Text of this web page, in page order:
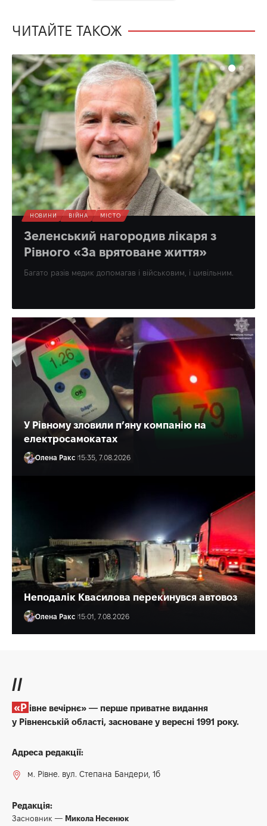
ЧИТАЙТЕ ТАКОЖ
НОВИНИ ВІЙНА МІСТО
Зеленський нагородив лікаря з
Рівного «За врятоване життя»
Багато разів медик допомагав і військовим, і цивільним.
У Рівному зловили п’яну компанію на
електросамокатах
Олена Ракс 15:35, 7.08.2026
Неподалік Квасилова перекинувся автовоз
Олена Ракс 15:01, 7.08.2026
//
«Рівне вечірнє» — перше приватне видання
у Рівненській області, засноване у вересні 1991 року.
Адреса редакції:
м. Рівне. вул. Степана Бандери, 1б
Редакція:
Засновник — Микола Несенюк